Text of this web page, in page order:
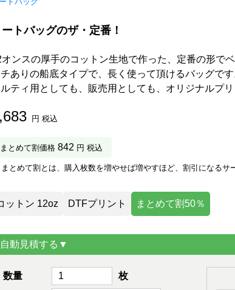
ートバッグのザ・定番！
オンスの厚手のコットン生地で作った、定番の形で
ありの船底タイプで、長く使って頂けるバッグで
ティ用としても、販売用としても、オリジナルプリ
円 税込
まとめて割価格 842 円 税込
とめて割とは、購入枚数を増やせば増やすほど、割引になるサ
ットン 12oz DTFプリント まとめて割50％
自動見積する▼
数量
枚